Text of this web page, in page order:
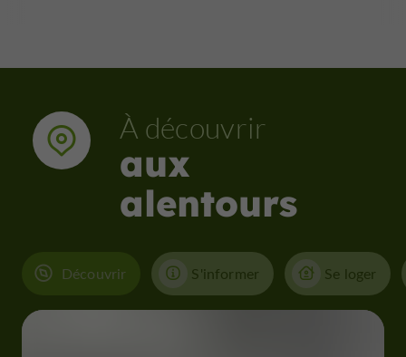
À découvrir
aux
alentours
Découvrir S'informer Se loger